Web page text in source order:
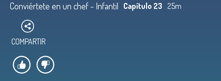
Conviértete en un chef - Infantil Capítulo 23 25m
COMPARTIR